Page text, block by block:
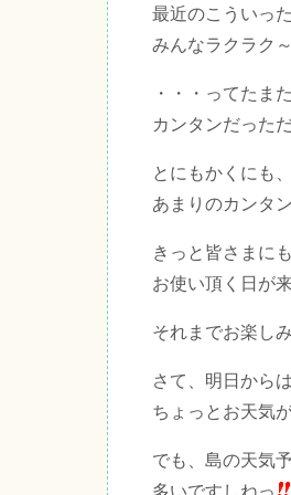
最近のこういっ
みんなラクラク
・・・ってたま
カンタンだった
とにもかくにも
あまりのカンタ
きっと皆さまに
お使い頂く日が
それまでお楽し
さて、明日から
ちょっとお天気
でも、島の天気
多いですしねっ